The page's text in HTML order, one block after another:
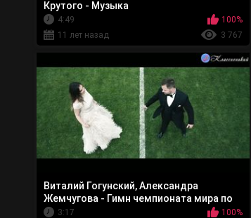
Крутого - Музыка
4:49
100%
11 лет назад
3 767
Виталий Гогунский, Александра
Жемчугова - Гимн чемпионата мира по
футболу
3:17
100%